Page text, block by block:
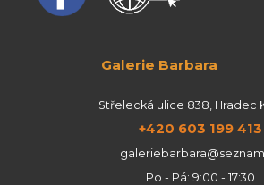
Galerie Barbara
Střelecká ulice 838, Hradec
+420 603 199 413
Po - Pá: 9:00 - 17:30